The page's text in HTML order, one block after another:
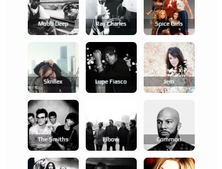
Mobb Deep Ray Charles Spice Girls
Skrillex Lupe Fiasco Jem
The Smiths Elbow Common